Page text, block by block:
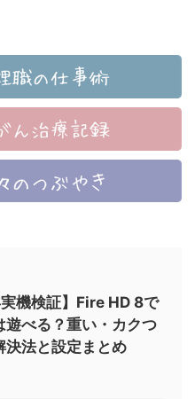
機検証】Fire HD 8で
遊べる？重い・カクつ
決法と設定まとめ